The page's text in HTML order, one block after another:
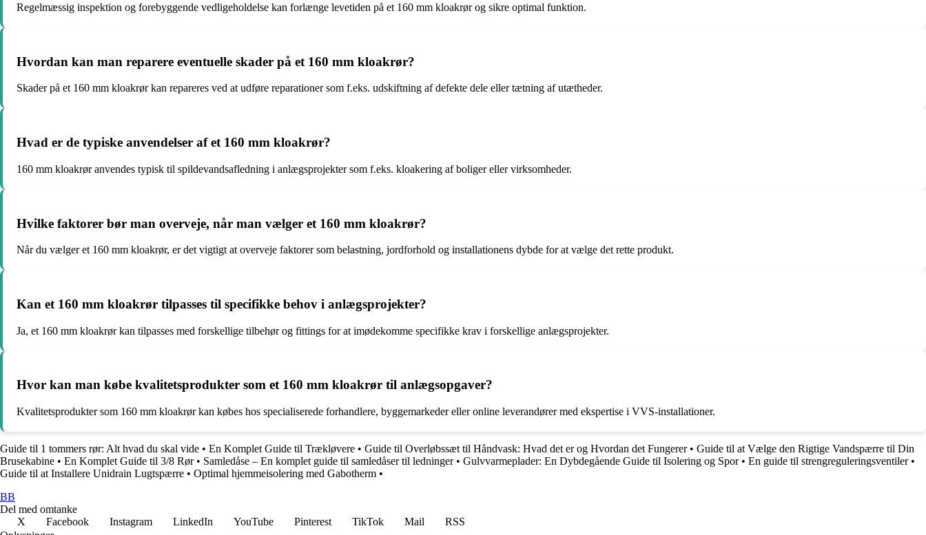
Regelmæssig inspektion og forebyggende vedligeholdelse kan forlænge levetiden på et 160 mm kloakrør og sikre optimal funktion.
Hvordan kan man reparere eventuelle skader på et 160 mm kloakrør?
Skader på et 160 mm kloakrør kan repareres ved at udføre reparationer som f.eks. udskiftning af defekte dele eller tætning af utætheder.
Hvad er de typiske anvendelser af et 160 mm kloakrør?
160 mm kloakrør anvendes typisk til spildevandsafledning i anlægsprojekter som f.eks. kloakering af boliger eller virksomheder.
Hvilke faktorer bør man overveje, når man vælger et 160 mm kloakrør?
Når du vælger et 160 mm kloakrør, er det vigtigt at overveje faktorer som belastning, jordforhold og installationens dybde for at vælge det rette produkt.
Kan et 160 mm kloakrør tilpasses til specifikke behov i anlægsprojekter?
Ja, et 160 mm kloakrør kan tilpasses med forskellige tilbehør og fittings for at imødekomme specifikke krav i forskellige anlægsprojekter.
Hvor kan man købe kvalitetsprodukter som et 160 mm kloakrør til anlægsopgaver?
Kvalitetsprodukter som 160 mm kloakrør kan købes hos specialiserede forhandlere, byggemarkeder eller online leverandører med ekspertise i VVS-installationer.
Guide til 1 tommers rør: Alt hvad du skal vide • En Komplet Guide til Trækløvere • Guide til Overløbssæt til Håndvask: Hvad det er og Hvordan det Fungerer• Guide til at Vælge den Rigtige Vandspærre til Din
Brusekabine • En Komplet Guide til 3/8 Rør• Samledåse – En komplet guide til samledåser til ledninger• Gulvvarmeplader: En Dybdegående Guide til Isolering og Spor• En guide til strengreguleringsventiler•
Guide til at Installere Unidrain Lugtspærre • Optimal hjemmeisolering med Gabotherm •
BB
Del med omtanke
X
Facebook Instagram LinkedIn YouTube Pinterest TikTok Mail
RSS